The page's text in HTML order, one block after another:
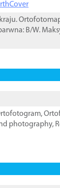
B/W.
,
photography,